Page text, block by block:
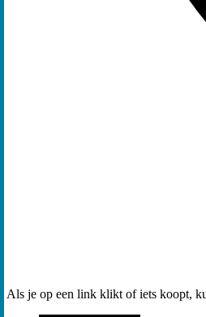
Als je op een link klikt of iets koopt,